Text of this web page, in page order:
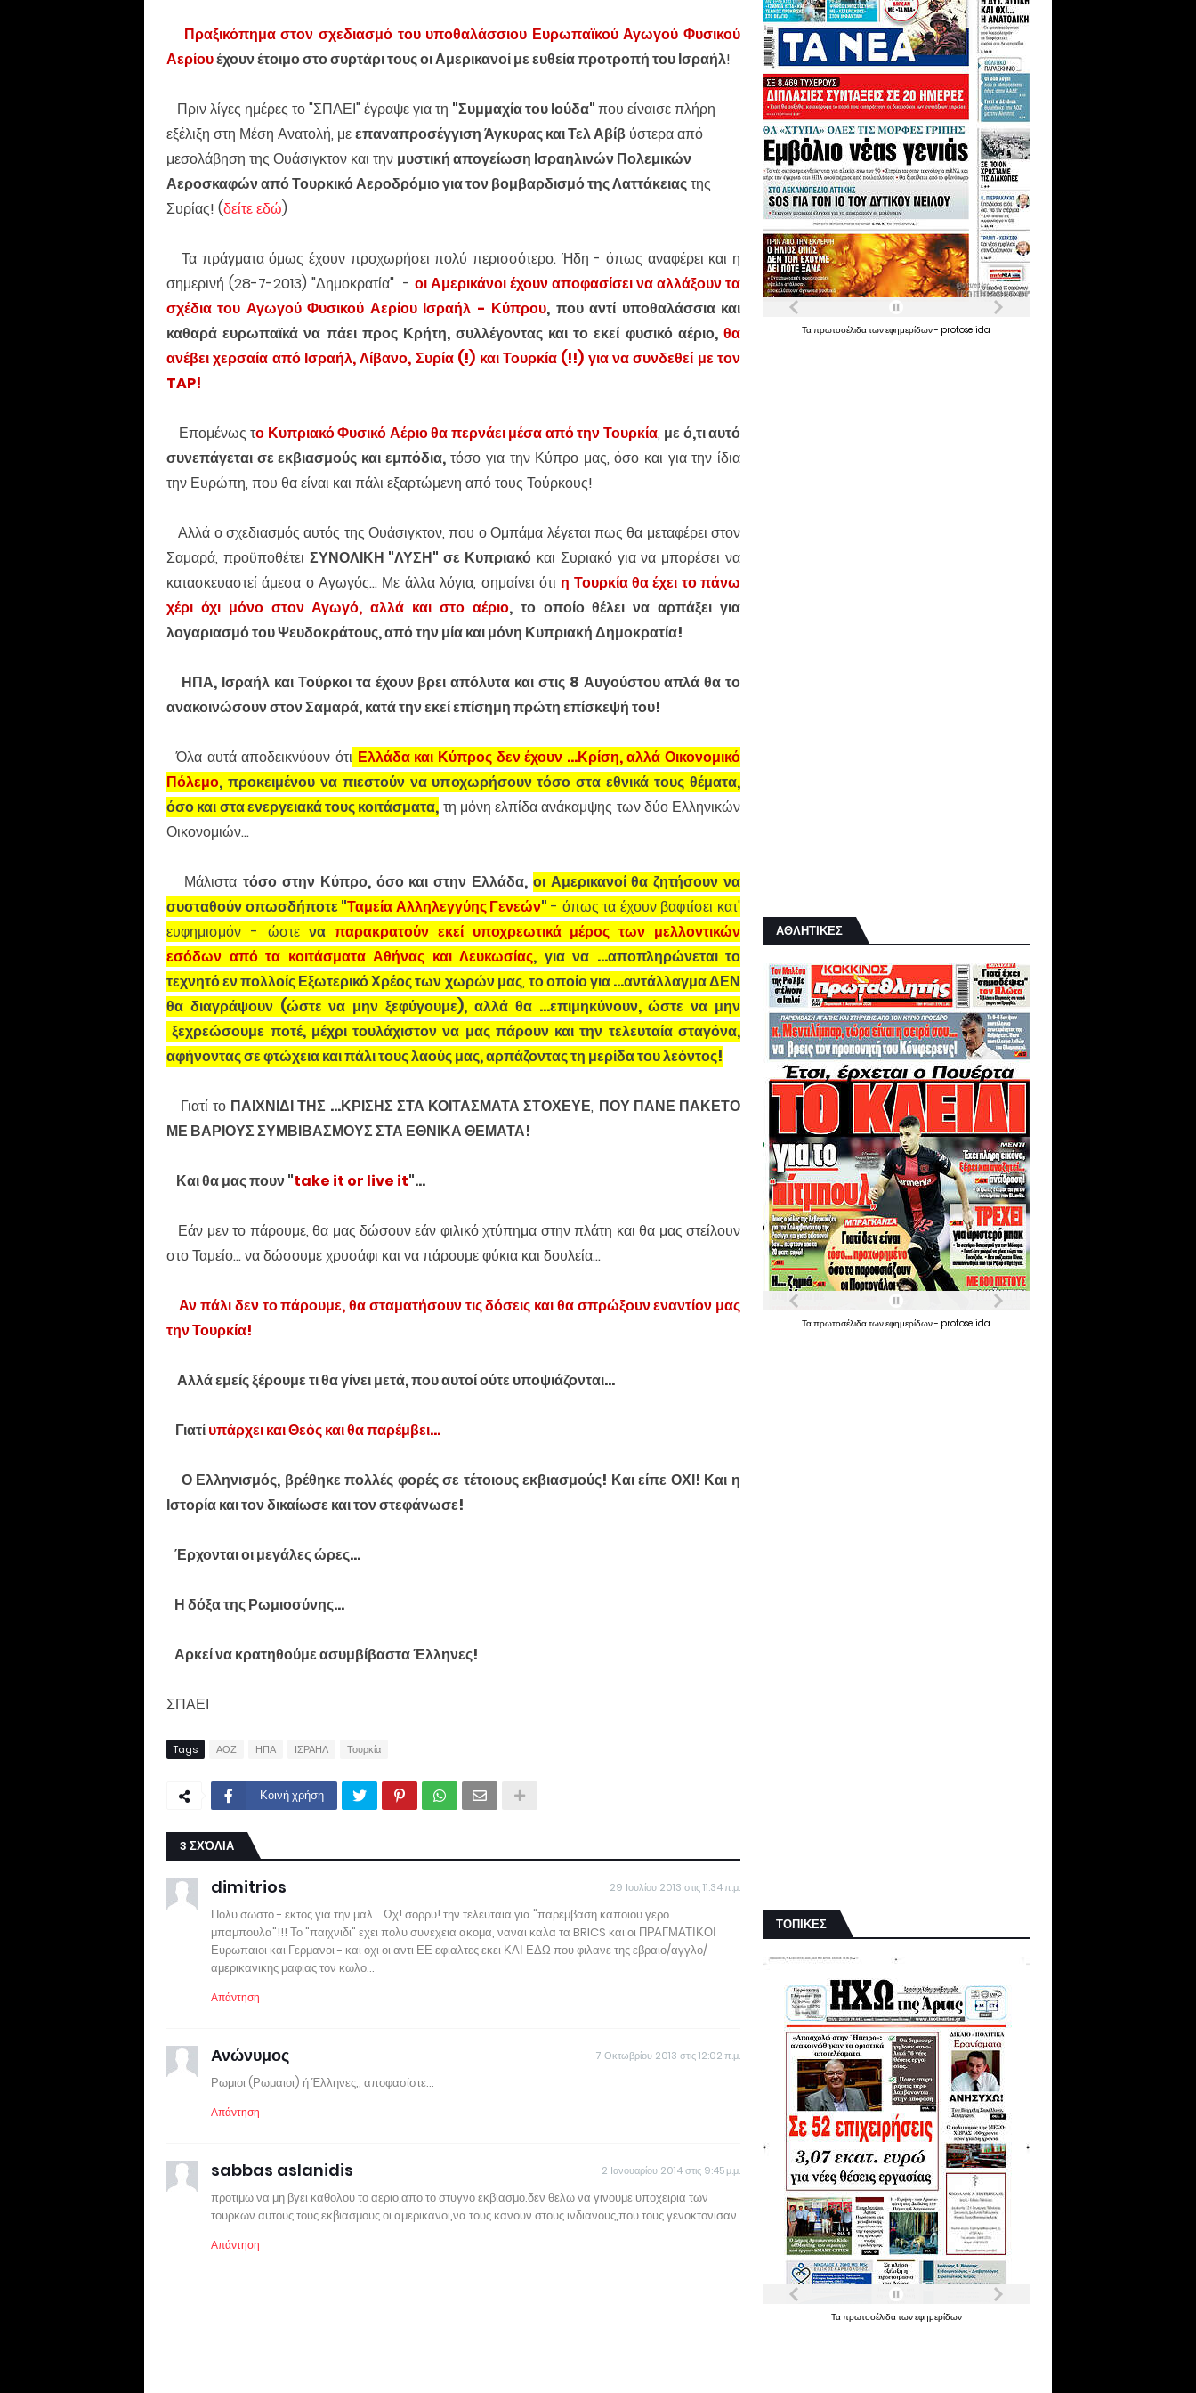
Πραξικόπημα στον σχεδιασμό του υποθαλάσσιου Ευρωπαϊκού Αγωγού Φυσικού
Αερίουέχουν έτοιμο στο συρτάρι τους οι Αμερικανοί με ευθεία προτροπή του Ισραήλ!
Πριν λίγες ημέρες το "ΣΠΑΕΙ" έγραψε για τη "Συμμαχία του Ιούδα"που είναισε πλήρη
εξέλιξη στη Μέση Ανατολή, μεεπαναπροσέγγιση Άγκυρας και Τελ Αβίβ ύστερα από
μεσολάβηση της Ουάσιγκτον και την μυστική απογείωση Ισραηλινών Πολεμικών
Αεροσκαφών από Τουρκικό Αεροδρόμιο για τον βομβαρδισμό της Λαττάκειαςτης
Συρίας! (δείτε εδώ)
Τα πράγματα όμως έχουν προχωρήσει πολύ περισσότερο. Ήδη - όπως αναφέρει και η
σημερινή (28-7-2013) "Δημοκρατία" - οι Αμερικάνοι έχουν αποφασίσει να αλλάξουν τα
σχέδια του Αγωγού Φυσικού Αερίου Ισραήλ - Κύπρου, που αντί υποθαλάσσια και
καθαρά ευρωπαϊκά να πάει προς Κρήτη, συλλέγοντας και το εκεί φυσικό αέριο, θα
ανέβει χερσαία από Ισραήλ, Λίβανο, Συρία (!) και Τουρκία (!!) για να συνδεθεί με τον
TAP!
Επομένως το Κυπριακό Φυσικό Αέριο θα περνάει μέσα από την Τουρκία, με ό,τι αυτό
συνεπάγεται σε εκβιασμούς και εμπόδια,τόσο για την Κύπρο μας, όσο και για την ίδια
την Ευρώπη, που θα είναι και πάλι εξαρτώμενη από τους Τούρκους!
Αλλά ο σχεδιασμός αυτός της Ουάσιγκτον, που ο Ομπάμα λέγεται πως θα μεταφέρει στον
Σαμαρά, προϋποθέτει ΣΥΝΟΛΙΚΗ "ΛΥΣΗ" σε Κυπριακό και Συριακό για να μπορέσει να
κατασκευαστεί άμεσα ο Αγωγός... Με άλλα λόγια, σημαίνει ότι η Τουρκία θα έχει το πάνω
χέρι όχι μόνο στον Αγωγό, αλλά και στο αέριο, το οποίο θέλει να αρπάξει για
λογαριασμό του Ψευδοκράτους, από την μία και μόνη Κυπριακή Δημοκρατία!
ΗΠΑ, Ισραήλ και Τούρκοι τα έχουν βρει απόλυτα και στις 8 Αυγούστου απλά θα το
ανακοινώσουν στον Σαμαρά, κατά την εκεί επίσημη πρώτη επίσκεψή του!
Όλα αυτά αποδεικνύουν ότι Ελλάδα και Κύπρος δεν έχουν ...Κρίση, αλλά Οικονομικό
Πόλεμο, προκειμένου να πιεστούν να υποχωρήσουν τόσο στα εθνικά τους θέματα,
όσο και στα ενεργειακά τους κοιτάσματα, τη μόνη ελπίδα ανάκαμψης των δύο Ελληνικών
Οικονομιών...
Μάλιστατόσο στην Κύπρο, όσο και στην Ελλάδα, οι Αμερικανοί θα ζητήσουν να
συσταθούν οπωσδήποτε "Ταμεία Αλληλεγγύης Γενεών"- όπως τα έχουν βαφτίσει κατ'
ευφημισμόν - ώστεναπαρακρατούν εκεί υποχρεωτικά μέρος των μελλοντικών
εσόδων από τα κοιτάσματα Αθήνας και Λευκωσίας, για να ...αποπληρώνεται το
τεχνητό εν πολλοίς Εξωτερικό Χρέος των χωρών μας, το οποίο για ...αντάλλαγμα ΔΕΝ
θα διαγράψουν (ώστε να μην ξεφύγουμε), αλλά θα ...επιμηκύνουν, ώστε να μην
ξεχρεώσουμε ποτέ, μέχρι τουλάχιστον να μας πάρουν και την τελευταία σταγόνα,
αφήνοντας σε φτώχεια και πάλι τους λαούς μας, αρπάζοντας τη μερίδα του λεόντος!
Γιατί το ΠΑΙΧΝΙΔΙ ΤΗΣ ...ΚΡΙΣΗΣ ΣΤΑ ΚΟΙΤΑΣΜΑΤΑ ΣΤΟΧΕΥΕ, ΠΟΥ ΠΑΝΕ ΠΑΚΕΤΟ
ΜΕ ΒΑΡΙΟΥΣ ΣΥΜΒΙΒΑΣΜΟΥΣ ΣΤΑ ΕΘΝΙΚΑ ΘΕΜΑΤΑ!
Και θα μας πουν "take it or live it"...
Εάν μεν το πάρουμε, θα μας δώσουν εάν φιλικό χτύπημα στην πλάτη και θα μας στείλουν
στο Ταμείο... να δώσουμε χρυσάφι και να πάρουμε φύκια και δουλεία...
Αν πάλι δεν το πάρουμε, θα σταματήσουν τις δόσεις και θα σπρώξουν εναντίον μας
την Τουρκία!
Αλλά εμείς ξέρουμε τι θα γίνει μετά, που αυτοί ούτε υποψιάζονται...
Γιατίυπάρχει και Θεός και θα παρέμβει...
Ο Ελληνισμός, βρέθηκε πολλές φορές σε τέτοιους εκβιασμούς! Και είπε ΟΧΙ! Και η
Ιστορία και τον δικαίωσε και τον στεφάνωσε!
Έρχονται οι μεγάλες ώρες...
Η δόξα της Ρωμιοσύνης...
Αρκεί να κρατηθούμε ασυμβίβαστα Έλληνες!
ΣΠΑΕΙ
Tags ΑΟΖ ΗΠΑ ΙΣΡΑΗΛ Τουρκία
Κοινή χρήση
3 ΣΧΌΛΙΑ
dimitrios 29 Ιουλίου 2013 στις 11:34 π.μ.
Πολυ σωστο - εκτος για την μαλ... Ωχ! σορρυ! την τελευταια για "παρεμβαση καποιου γερο
μπαμπουλα"!!! Το "παιχνιδι" εχει πολυ συνεχεια ακομα, ναναι καλα τα BRICS και οι ΠΡΑΓΜΑΤΙΚΟΙ
Ευρωπαιοι και Γερμανοι - και οχι οι αντι ΕΕ εφιαλτες εκει ΚΑΙ ΕΔΩ που φιλανε της εβραιο/αγγλο/
αμερικανικης μαφιας τον κωλο...
Απάντηση
Ανώνυμος 7 Οκτωβρίου 2013 στις 12:02 π.μ.
Ρωμιοι (Ρωμαιοι) ή Έλληνες;; αποφασίστε...
Απάντηση
sabbas aslanidis 2 Ιανουαρίου 2014 στις 9:45 μ.μ.
προτιμω να μη βγει καθολου το αεριο,απο το στυγνο εκβιασμο.δεν θελω να γινουμε υποχειρια των
τουρκων.αυτους τους εκβιασμους οι αμερικανοι,να τους κανουν στους ινδιανους,που τους γενοκτονισαν.
Απάντηση
Ταπρωτοσέλιδατωνεφημερίδων- protoselida
ΑΘΛΗΤΙΚΕΣ
Ταπρωτοσέλιδατωνεφημερίδων- protoselida
ΤΟΠΙΚΕΣ
Ταπρωτοσέλιδατωνεφημερίδων